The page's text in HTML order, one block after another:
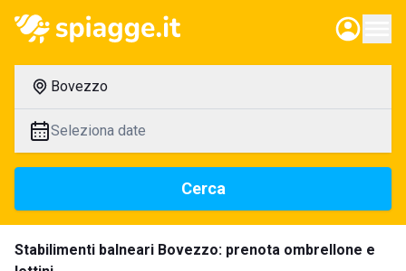
Bovezzo
Seleziona date
Cerca
Stabilimenti balneari Bovezzo: prenota ombrellone e